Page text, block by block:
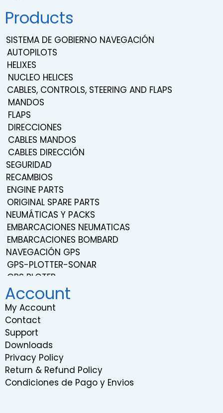
Products
SISTEMA DE GOBIERNO NAVEGACIÓN
AUTOPILOTS
HELIXES
NUCLEO HELICES
CABLES, CONTROLS, STEERING AND FLAPS
MANDOS
FLAPS
DIRECCIONES
CABLES MANDOS
CABLES DIRECCIÓN
SEGURIDAD
RECAMBIOS
ENGINE PARTS
ORIGINAL SPARE PARTS
NEUMÁTICAS Y PACKS
EMBARCACIONES NEUMATICAS
EMBARCACIONES BOMBARD
NAVEGACIÓN GPS
GPS-PLOTTER-SONAR
GPS PLOTER
NAVEGACIÓN
TRANSDUCERS
PROBES
SISTEMA DE SONIDO Y ENTRETENIMIENTO
VHF RADIOS
RADARS
INSTRUMENTATION
RELOJES EMBARCACIONES
COMPÁS DE BARCO
Account
My Account
Contact
Support
Downloads
Privacy Policy
Return & Refund Policy
Condiciones de Pago y Envios